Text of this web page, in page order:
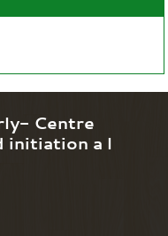
Centre
initiation a l